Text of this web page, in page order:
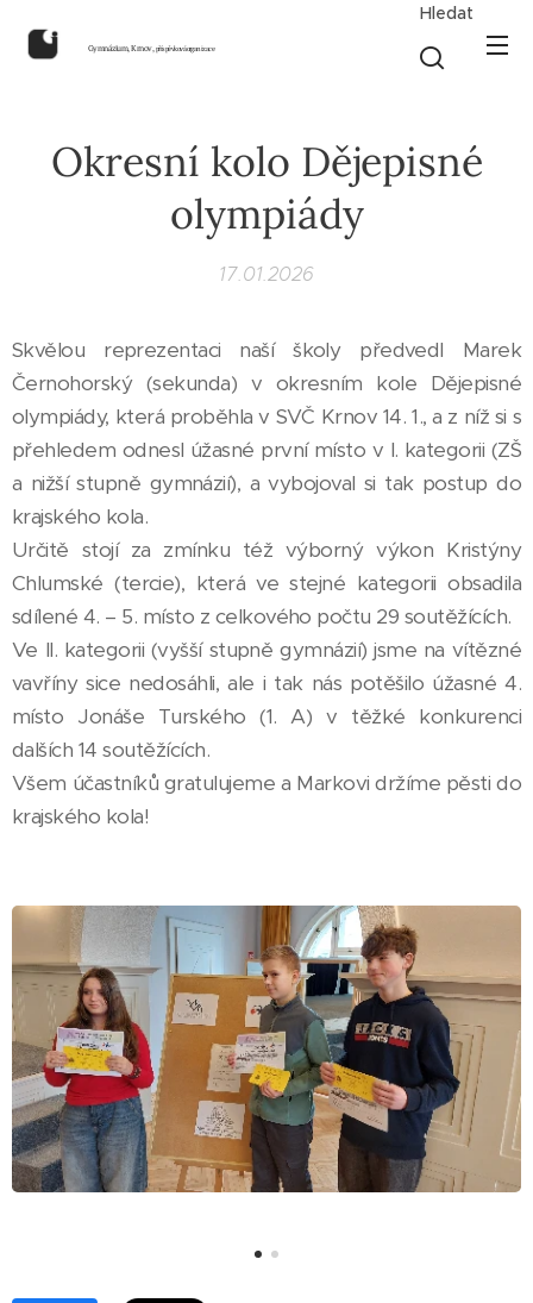
Gymnázium, Krnov,příspěvková organizace
Hledat
Okresní kolo Dějepisné
olympiády
17.01.2026
Skvělou reprezentaci naší školy předvedl Marek
Černohorský (sekunda) v okresním kole Dějepisné
olympiády, která proběhla v SVČ Krnov 14. 1., a z níž si s
přehledem odnesl úžasné první místo v I. kategorii (ZŠ
a nižší stupně gymnázií), a vybojoval si tak postup do
krajského kola.
Určitě stojí za zmínku též výborný výkon Kristýny
Chlumské (tercie), která ve stejné kategorii obsadila
sdílené 4. – 5. místo z celkového počtu 29 soutěžících.
Ve II. kategorii (vyšší stupně gymnázií) jsme na vítězné
vavříny sice nedosáhli, ale i tak nás potěšilo úžasné 4.
místo Jonáše Turského (1. A) v těžké konkurenci
dalších 14 soutěžících.
Všem účastníků gratulujeme a Markovi držíme pěsti do
krajského kola!